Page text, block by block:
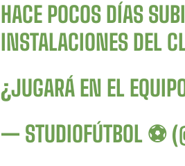
HACE POCOS DÍAS
INSTALACIONES DEL
¿JUGARÁ EN EL
— STUDIOFÚTBOL ⚽